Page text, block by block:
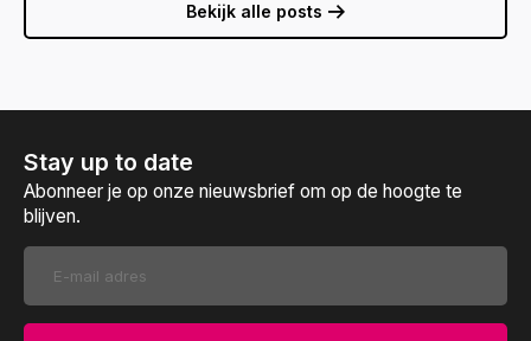
Bekijk alle posts
Stay up to date
Abonneer je op onze nieuwsbrief om op de hoogte te
blijven.